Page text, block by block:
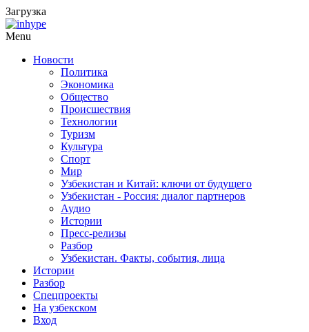
Загрузка
Menu
Новости
Политика
Экономика
Общество
Происшествия
Технологии
Туризм
Культура
Спорт
Мир
Узбекистан и Китай: ключи от будущего
Узбекистан - Россия: диалог партнеров
Аудио
Истории
Пресс-релизы
Разбор
Узбекистан. Факты, события, лица
Истории
Разбор
Спецпроекты
На узбекском
Вход